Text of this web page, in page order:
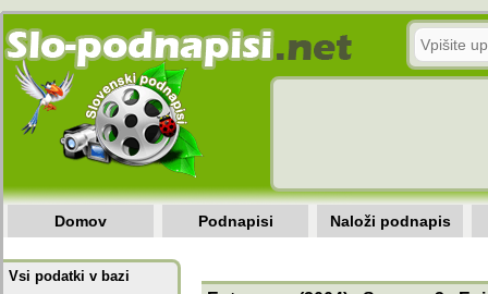
Domov Podnapisi Naloži podnapis
Vsi podatki v bazi